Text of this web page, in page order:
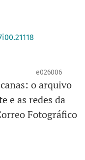
e026006
o arquivo
e as redes da
Fotográfico